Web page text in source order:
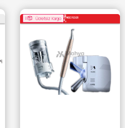
SEPETE EKLE
Ücretsiz Kargo